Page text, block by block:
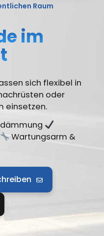
Raum
im
sich flexibel in
oder
einsetzen.
Wartungsarm &